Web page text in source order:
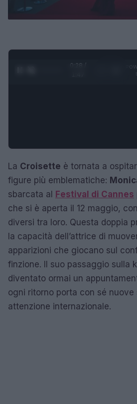
0:29 /
La Croisette è tornata a
figure più emblematiche:
sbarcata al
Festival di Cannes
che si è aperta il 12 maggio,
diversi tra loro. Questa doppia
la capacità dell’attrice di
apparizioni che giocano sul
finzione. Il suo passaggio sulla
diventato ormai un
ogni ritorno porta con sé nuove
attenzione internazionale.